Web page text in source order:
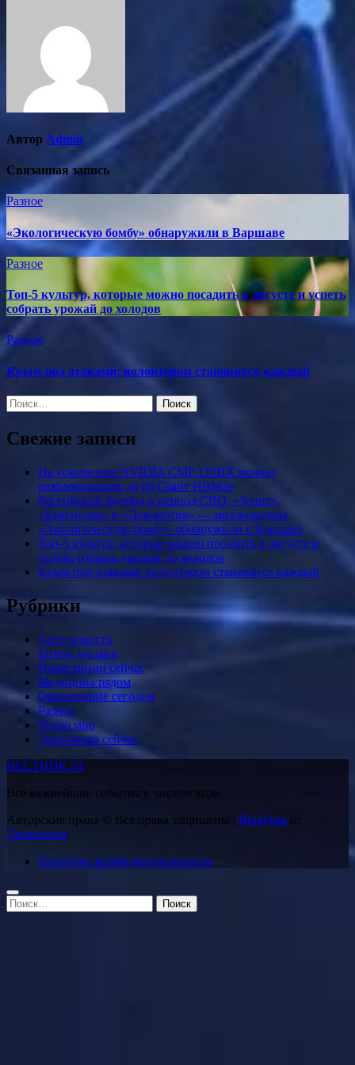
Автор Admin
Связанная запись
Разное
«Экологическую бомбу» обнаружили в Варшаве
Разное
Топ-5 культур, которые можно посадить в августе и успеть
собрать урожай до холодов
Разное
Крым под атаками: волонтером становится каждый
Найти:
Свежие записи
На ускорителе NVIDIA CMP 170HX можно
разблокировать до 80 Гбайт HBM2e
Российский футбол в период СВО: «Зенит»,
«Краснодар» и «Локомотив» — миллиардеры
«Экологическую бомбу» обнаружили в Варшаве
Топ-5 культур, которые можно посадить в августе и
успеть собрать урожай до холодов
Крым под атаками: волонтером становится каждый
Рубрики
Авто новости
Бизнес онлайн
Инвестиции сейчас
Медицина рядом
Образование сегодня
Разное
Техно мир
Экономика сейчас
ВЕСТНИК 24
Все важнейшие события в чистом виде
Авторские права © Все права защищены | BlogData от
Themeansar.
Политика конфиденциальности
Найти: